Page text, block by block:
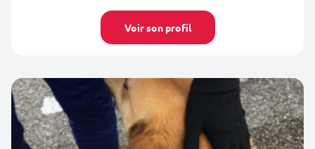
Voir son profil